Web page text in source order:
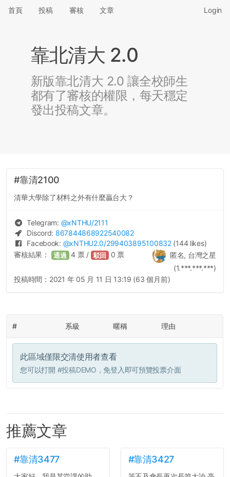
首頁 投稿 審核 文章 Login
靠北清大 2.0
新版靠北清大 2.0 讓全校師生
都有了審核的權限，每天穩定
發出投稿文章。
#靠清2100
清華大學除了材料之外有什麼贏台大？
Telegram: @xNTHU/2111
Discord: 867844868922540082
Facebook: @xNTHU2.0/299403895100832 (144 likes)
匿名, 台灣之星
(1.***.***.***)
審核結果： 通過 4 票 / 駁回 0 票
投稿時間： 2021 年 05 月 11 日 13:19 (63 個月前)
# 系級 暱稱 理由
此區域僅限交清使用者查看
您可以打開 #投稿DEMO ，免登入即可預覽投票介面
推薦文章
#靠清3477 #靠清3427